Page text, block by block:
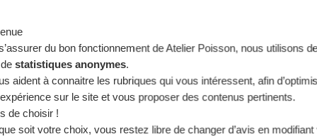
consistance crémeuse, puis passez la sauce dans une
les d’eau froide. A ébullition, comptez environ 10
rondelles de pommes de terre environ 5 minutes en les
du bon fonctionnement de Atelier Poisson, nous utilisons
destatistiques anonymes.
aident à connaitre les rubriques qui vous intéressent, afin
sur le site et vous proposer des contenus pertinents.
de choisir !
soit votre choix, vous restez libre de changer d’avis en modifiant